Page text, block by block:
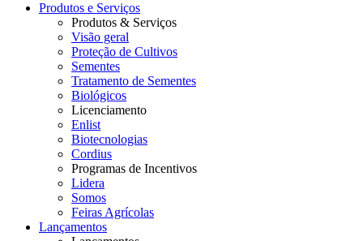
Produtos e Serviços
Produtos & Serviços
Visão geral
Proteção de Cultivos
Sementes
Tratamento de Sementes
Biológicos
Licenciamento
Enlist
Biotecnologias
Cordius
Programas de Incentivos
Lidera
Somos
Feiras Agrícolas
Lançamentos